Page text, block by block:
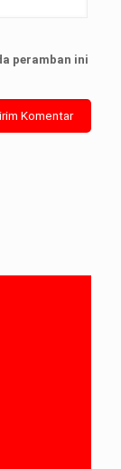
peramban ini